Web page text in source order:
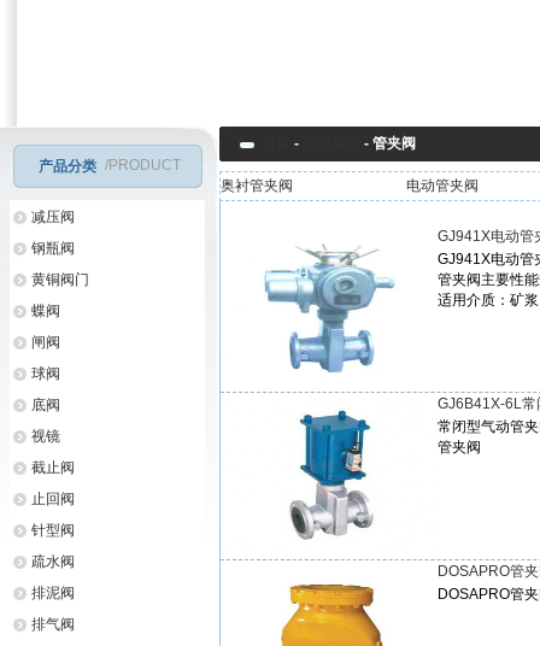
产品分类 /PRODUCT
减压阀
钢瓶阀
黄铜阀门
蝶阀
闸阀
球阀
底阀
视镜
截止阀
止回阀
针型阀
疏水阀
排泥阀
排气阀
- - 管夹阀
奥衬管夹阀 电动管夹阀
GJ941X电动管
GJ941X电动管
管夹阀主要性
适用介质：矿
GJ6B41X-6L
常闭型气动管
管夹阀
DOSAPRO管
DOSAPRO管